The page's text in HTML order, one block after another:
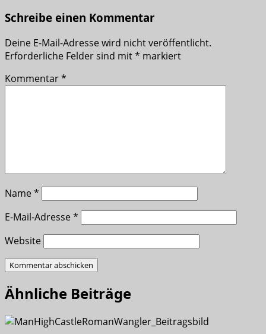
Schreibe einen Kommentar
Deine E-Mail-Adresse wird nicht veröffentlicht.
Erforderliche Felder sind mit* markiert
Kommentar*
Name*
E-Mail-Adresse*
Website
Ähnliche Beiträge